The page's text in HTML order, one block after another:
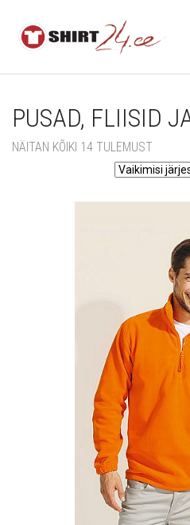
PUSAD, FLIISID
NÄITAN KÕIKI 14 TULEMUST